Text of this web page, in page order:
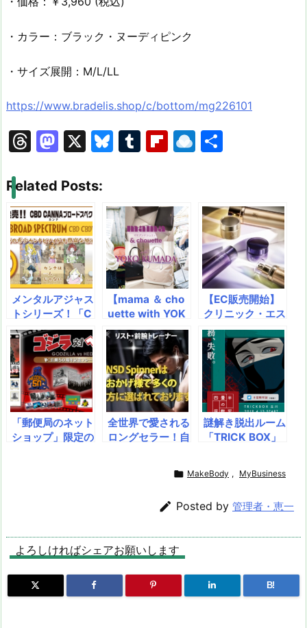
・カラー：ブラック・ヌーディピンク
・サイズ展開：M/L/LL
https://www.bradelis.shop/c/bottom/mg226101
T
e
a
d
s
M
st
o
d
o
n
X
Bl
s
k
y
T
bl
r
Fl
o
ar
d
R
dr
o
p.
io
Related Posts:
メンタルアジャス
トシリーズ！「C
BD CANNA」 ブ
ロードスペクトラ
ム原液ペースト1
1/15販売開始！
希少カンナビノイ
ドCBDV、CB
G、THCVが豊富
で相乗効果！ 濃
縮されたカンナビ
【mama ＆ cho
uette with YOK
O KUMADA】 マ
マの使いやすさを
とことん追求した
Collaborationマ
ザーズバッグが4
月30日（金）か
ら販売開始！！
【ママ応援バッ
グ】熊田曜子さん
ッグが登場！母の
物、自分へのご褒
美におすすめ
【EC販売開始】
クリニック・エス
テティックサロン
でしか購入できな
かった話題のメデ
ィカルコスメ「M
Tメタトロン公式
オンラインショッ
プ」が待望のオー
プン 2021年10
月8日（金）10：
ンチ決定
「郵便局のネット
ショップ」限定の
全世界で愛される
ロングセラー！自
ner』。握力、前
に鍛える革命的筋
ルより効果的で、
怪我の予防にも。
きのパワーを手に
入れよう！
謎解き脱出ルーム
「TRICK BOX」
ベント2種を4月1
立川 「勇者が民
た！」＆「四畳半
 MakeBody , MyBusiness
 Posted by 管理者・恵一
よろしければシェアお願いします
B!